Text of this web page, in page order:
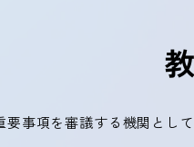
事項を審議する機関とし